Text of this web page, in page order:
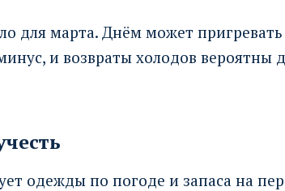
для марта. Днём может
и возвраты холодов вероятны
одежды по погоде и запаса на